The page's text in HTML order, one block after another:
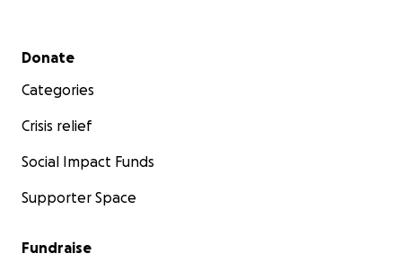
Secondary menu
Donate
Categories
Crisis relief
Social Impact Funds
Supporter Space
Fundraise